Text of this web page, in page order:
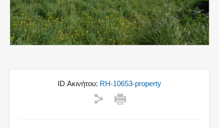
ID Ακινήτου: RH-10653-property